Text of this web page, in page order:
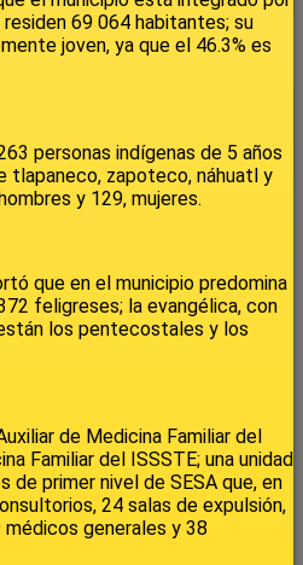
69 064 habitantes; su
joven, ya que el 46.3% es
personas indígenas de 5 años
tlapaneco, zapoteco, náhuatl y
y 129, mujeres.
que en el municipio predomina
feligreses; la evangélica, con
los pentecostales y los
de Medicina Familiar del
Familiar del ISSSTE; una unidad
primer nivel de SESA que, en
24 salas de expulsión,
generales y 38